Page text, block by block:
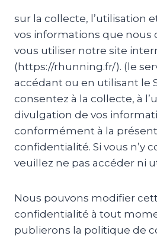
sur la collecte, l’utilisation
vos informations que nous
vous utiliser notre site
(https://rhunning.fr/). (le
accédant ou en utilisant le
consentez à la collecte, à
divulgation de vos
conformément à la
confidentialité. Si vous n’y
veuillez ne pas accéder ni
Nous pouvons modifier
confidentialité à tout
publierons la politique de